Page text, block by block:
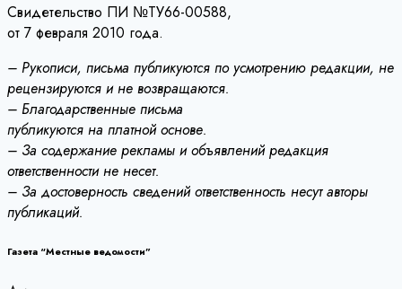
Свидетельство ПИ №ТУ66-00588,
от 7 февраля 2010 года.
– Рукописи, письма публикуются по усмотрению редакции, не
рецензируются и не возвращаются.
– Благодарственные письма
публикуются на платной основе.
– За содержание рекламы и объявлений редакция
ответственности не несет.
– За достоверность сведений ответственность несут авторы
публикаций.
Газета “Местные ведомости”